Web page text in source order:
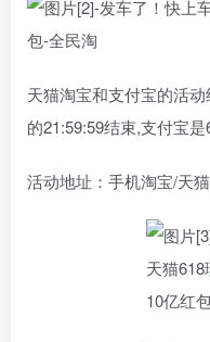
天猫淘宝和支付宝的活
的21:59:59结束,支付宝是
活动地址：手机淘宝/天